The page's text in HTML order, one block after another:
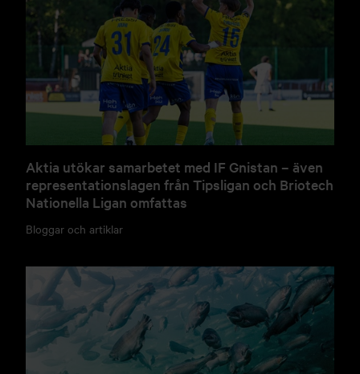
Aktia utökar samarbetet med IF Gnistan – även
representationslagen från Tipsligan och Briotech
Nationella Ligan omfattas
Bloggar och artiklar